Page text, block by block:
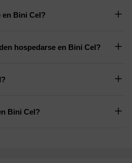
en Bini Cel?
hospedarse en Bini Cel?
Bini Cel?